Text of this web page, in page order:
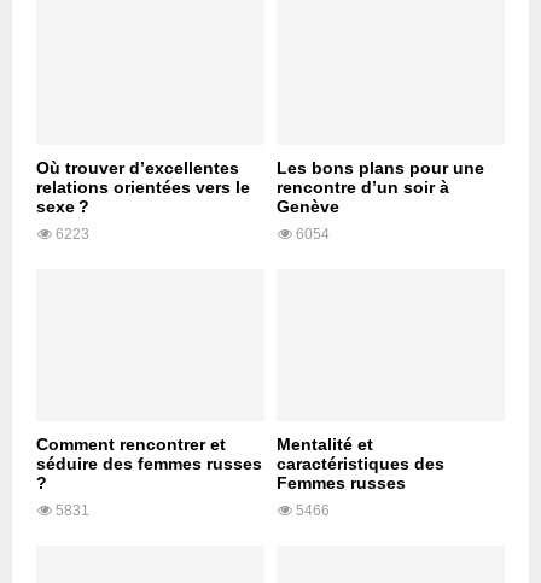
Où trouver d’excellentes
relations orientées vers le
sexe ?
6223
Les bons plans pour une
rencontre d’un soir à
Genève
6054
Comment rencontrer et
séduire des femmes russes
?
5831
Mentalité et
caractéristiques des
Femmes russes
5466